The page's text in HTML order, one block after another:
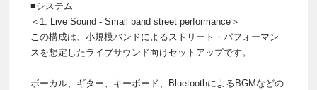
■システム
＜1. Live Sound - Small band street performance＞
この構成は、小規模バンドによるストリート・パフォーマン
スを想定したライブサウンド向けセットアップです。
ボーカル、ギター、キーボード、BluetoothによるBGMなどの